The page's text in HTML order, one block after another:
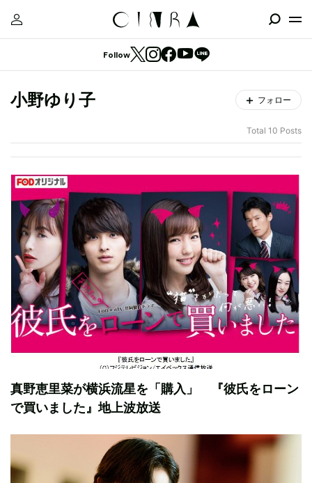
Follow
小野ゆり子 フォロー
Total 10 Posts
真野恵里菜が横浜流星を「購入」 『彼氏をローン
で買いました』地上波放送